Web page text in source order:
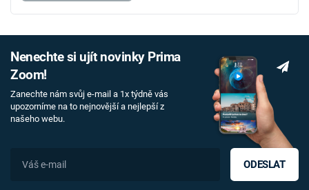
Nenechte si ujít novinky Prima
Zoom!
Zanechte nám svůj e-mail a 1x týdně vás
upozorníme na to nejnovější a nejlepší z
našeho webu.
ODESLAT